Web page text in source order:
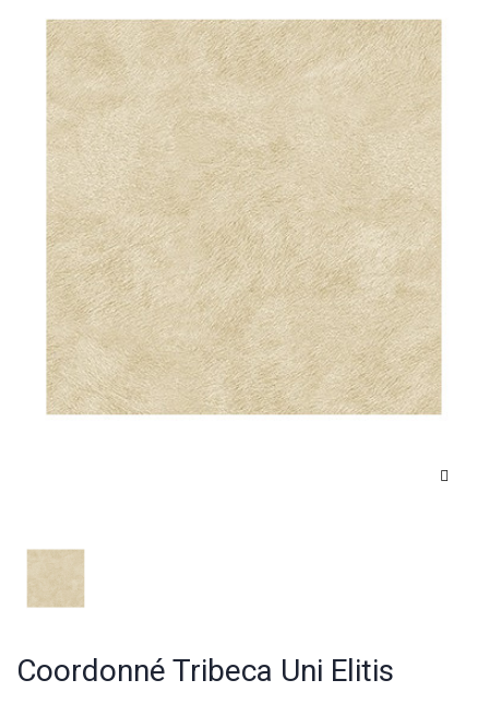
Coordonné Tribeca Uni Elitis